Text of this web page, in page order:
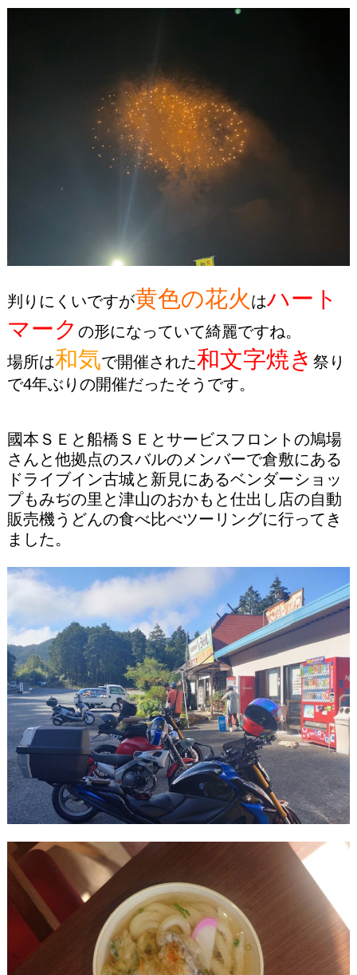
判りにくいですが黄色の花火 はハート
マーク の形になっていて綺麗ですね。
場所は和気で開催された和文字焼き 祭り
で4年ぶりの開催だったそうです。
國本ＳＥと船橋ＳＥとサービスフロントの鳩場
さんと他拠点のスバルのメンバーで倉敷にある
ドライブイン古城と新見にあるベンダーショッ
プもみぢの里と津山のおかもと仕出し店の自動
販売機うどんの食べ比べツーリングに行ってき
ました。